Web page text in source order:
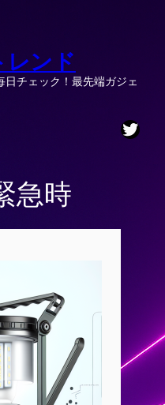
レンド
チェック！最先端ガジェ
急時